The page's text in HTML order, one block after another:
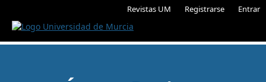
Revistas UM Registrarse Entrar